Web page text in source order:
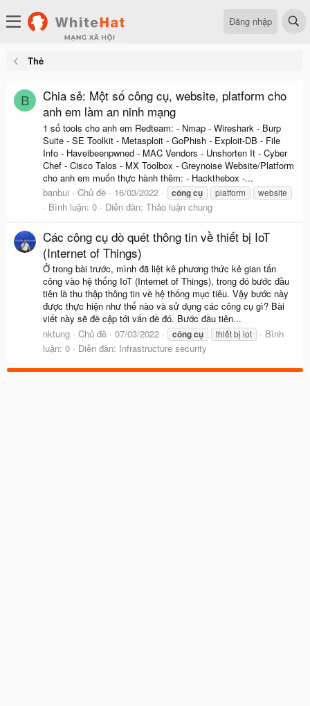
Đăng nhập
Thẻ
B
Chia sẻ: Một số công cụ, website, platform cho
anh em làm an ninh mạng
1 số tools cho anh em Redteam: - Nmap - Wireshark - Burp
Suite - SE Toolkit - Metasploit - GoPhish - Exploit-DB - File
Info - Haveibeenpwned - MAC Vendors - Unshorten It - Cyber
Chef - Cisco Talos - MX Toolbox - Greynoise Website/Platform
cho anh em muốn thực hành thêm: - Hackthebox -...
banbui
Chủ đề 16/03/2022 côngcụ platform website
Bình luận: 0 Diễn đàn: Thảo luận chung
Các công cụ dò quét thông tin về thiết bị IoT
(Internet of Things)
Ở trong bài trước, mình đã liệt kê phương thức kẻ gian tấn
công vào hệ thống IoT (Internet of Things), trong đó bước đầu
tiên là thu thập thông tin về hệ thống mục tiêu. Vậy bước này
được thực hiện như thế nào và sử dụng các công cụ gì? Bài
viết này sẽ đề cập tới vấn đề đó. Bước đầu tiên...
nktung
Chủ đề 07/03/2022 côngcụ thiết bị iot
Bình
luận: 0
Diễn đàn: Infrastructure security